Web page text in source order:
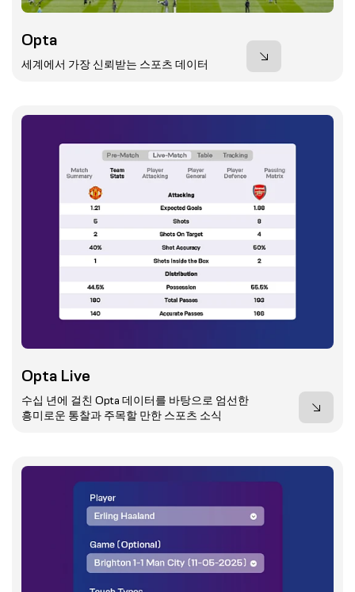
Opta
세계에서 가장 신뢰받는 스포츠 데이터
Opta Live
수십 년에 걸친 Opta 데이터를 바탕으로 엄선한
흥미로운 통찰과 주목할 만한 스포츠 소식